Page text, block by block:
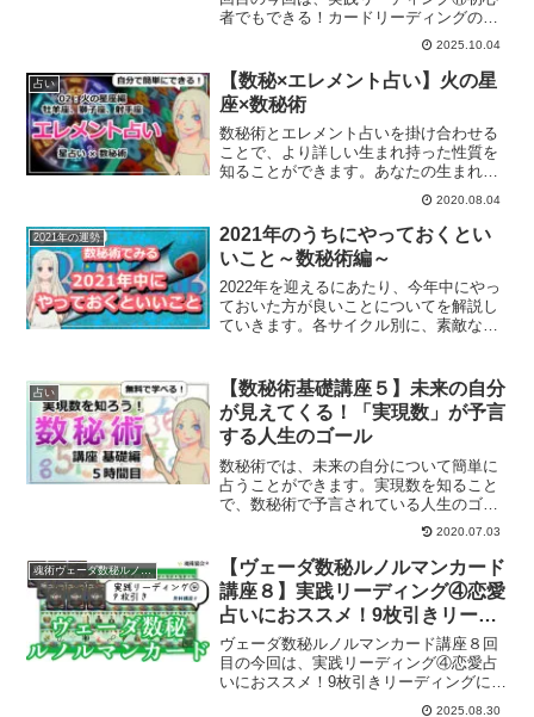
者でもできる！カードリーディングの基
本についてのお話をしていきます。2025.10.04
占い
【数秘×エレメント占い】火の星
座×数秘術
数秘術とエレメント占いを掛け合わせる
ことで、より詳しい生まれ持った性質を
知ることができます。あなたの生まれ持
った本質部分は？火のエレメント×数秘術
2020.08.04
2021年の運勢
2021年のうちにやっておくとい
いこと～数秘術編～
2022年を迎えるにあたり、今年中にやっ
ておいた方が良いことについてを解説し
ていきます。各サイクル別に、素敵な
占い
【数秘術基礎講座５】未来の自分
が見えてくる！「実現数」が予言
する人生のゴール
数秘術では、未来の自分について簡単に
占うことができます。実現数を知ること
で、数秘術で予言されている人生のゴー
ルを導き出せるのです。あなたの人生の
2020.07.03
魂術ヴェーダ数秘ルノルマンカード
【ヴェーダ数秘ルノルマンカード
講座８】実践リーディング④恋愛
占いにおススメ！9枚引きリーデ
ィング
ヴェーダ数秘ルノルマンカード講座８回
目の今回は、実践リーディング④恋愛占
いにおススメ！9枚引きリーディングにつ
2025.08.30